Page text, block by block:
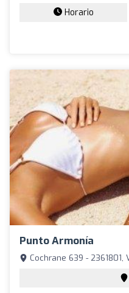
Horario
Punto Armonía
Cochrane 639 - 2361801,